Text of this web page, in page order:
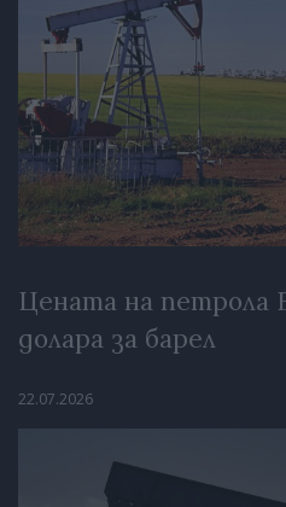
Цената на петрола
долара за барел
22.07.2026